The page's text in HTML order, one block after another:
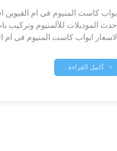
ابواب كاست المنيوم فى ام
احدث الموديلات للألمنيوم وتركيب
الاسعار ابواب كاست المنيوم فى ام
أكمل القراءة ...